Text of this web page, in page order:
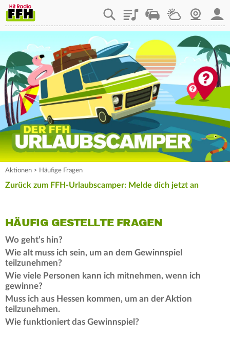
PlaylistStaupilotWetterWebcam
Aktionen > Häufige Fragen
Zurück zum FFH-Urlaubscamper: Melde dich jetzt an
HÄUFIG GESTELLTE FRAGEN
Wo geht’s hin?
Wie alt muss ich sein, um an dem Gewinnspiel
teilzunehmen?
Wie viele Personen kann ich mitnehmen, wenn ich
gewinne?
Muss ich aus Hessen kommen, um an der Aktion
teilzunehmen.
Wie funktioniert das Gewinnspiel?